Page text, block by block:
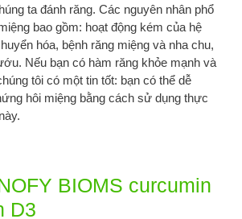
ta đánh răng. Các nguyên nhân phổ
bao gồm: hoạt động kém của hệ
hóa, bệnh răng miệng và nha chu,
Nếu bạn có hàm răng khỏe mạnh và
tôi có một tin tốt: bạn có thể dễ
hôi miệng bằng cách sử dụng thực
BIOMS curcumin
D3